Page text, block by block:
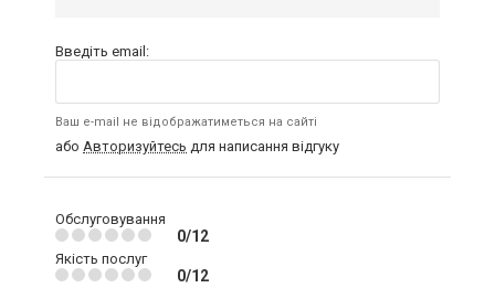
Введіть email:
Ваш e-mail не відображатиметься на сайті
або Авторизуйтесь для написання відгуку
Обслуговування
0/12
Якість послуг
0/12